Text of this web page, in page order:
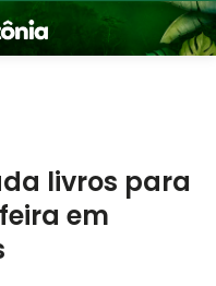
livros para
em